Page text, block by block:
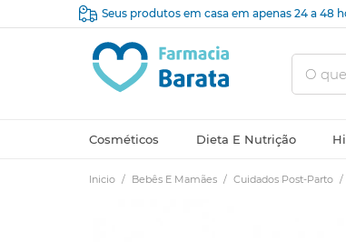
Seus produtos em casa em apenas 24 a 48
Cosméticos Dieta E Nutrição
Inicio / Bebês E Mamães / Cuidados Post-Parto /